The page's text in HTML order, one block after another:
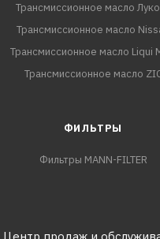
Трансмиссионное масло
Трансмиссионное масло
Трансмиссионное масло Liqui
Трансмиссионное масло
ФИЛЬТРЫ
Фильтры MANN-FILTER